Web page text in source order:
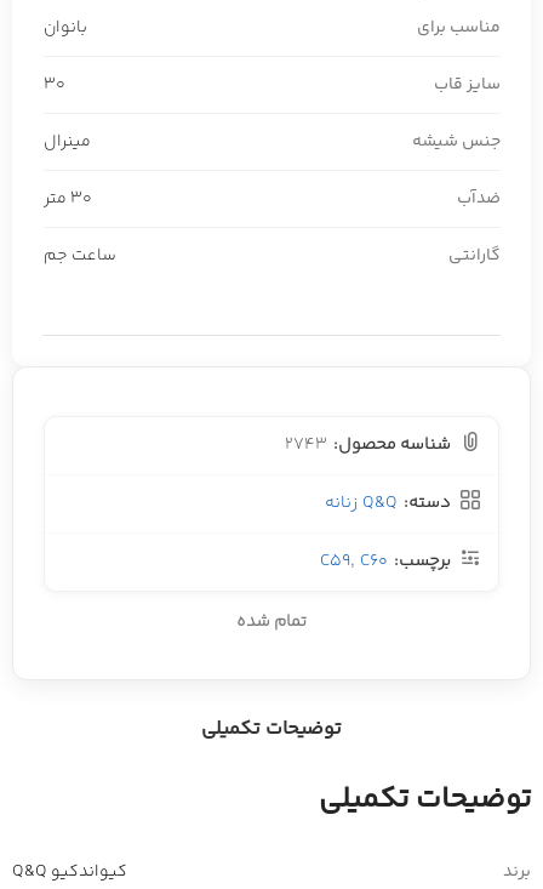
مناسب برای بانوان
سایز قاب 30
جنس شیشه مینرال
ضدآب 30 متر
گارانتی ساعت جم
شناسه محصول: 2743
دسته: Q&Q زنانه
برچسب: C59, C60
تمام شده
توضیحات تکمیلی
توضیحات تکمیلی
برند کیواندکیو Q&Q